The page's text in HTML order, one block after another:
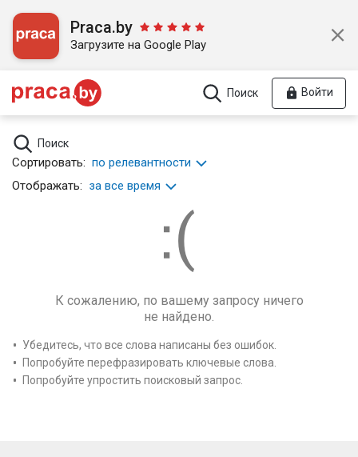
Praca.by
Загрузите на Google Play
Поиск Войти
Поиск
Сортировать: по релевантности
Отображать: за все время
К сожалению, по вашему запросу ничего
не найдено.
Убедитесь, что все слова написаны без ошибок.
Попробуйте перефразировать ключевые слова.
Попробуйте упростить поисковый запрос.